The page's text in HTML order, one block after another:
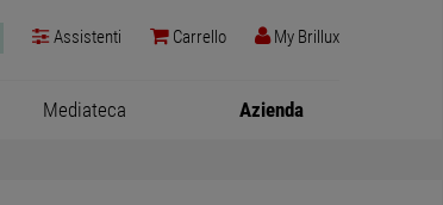
Assistenti Carrello My Brillux
Mediateca Azienda